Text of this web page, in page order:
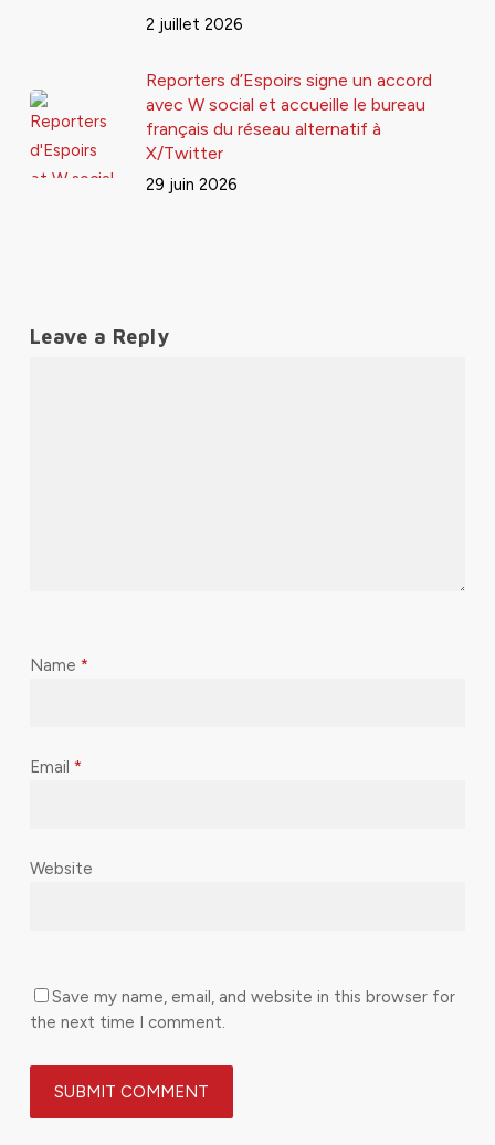
2 juillet 2026
Reporters d’Espoirs signe un accord
avec W social et accueille le bureau
français du réseau alternatif à
X/Twitter
29 juin 2026
Leave a Reply
Name *
Email *
Website
Save my name, email, and website in this browser for
the next time I comment.